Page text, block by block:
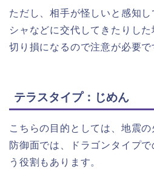
ただし、相手が怪しいと感知
シャなどに交代してきたりし
切り損になるので注意が必要で
テラスタイプ：じめん
こちらの目的としては、地震の
防御面では、ドラゴンタイプ
う役割もあります。